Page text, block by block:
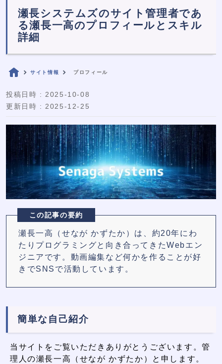
瀬長システムズのサイト管理者であ
る瀬長一高のプロフィールとスキル
詳細
サイト情報 プロフィール
投稿日時 : 2025-10-08
更新日時 : 2025-12-25
この記事の要約
瀬長一高（せなが かずたか）は、約20年にわ
たりプログラミングと向き合ってきたWebエン
ジニアです。動画編集など何かを作ることが好
きでSNSで活動しています。
簡単な自己紹介
当サイトをご覧いただきありがとうございます。管
理人の瀬長一高（せなが かずたか）と申します。